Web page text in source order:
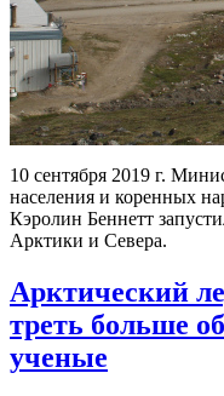
10 сентября 2019 г.
населения и коренных
Кэролин Беннетт
Арктики и Севера.
Арктический
треть больше
ученые